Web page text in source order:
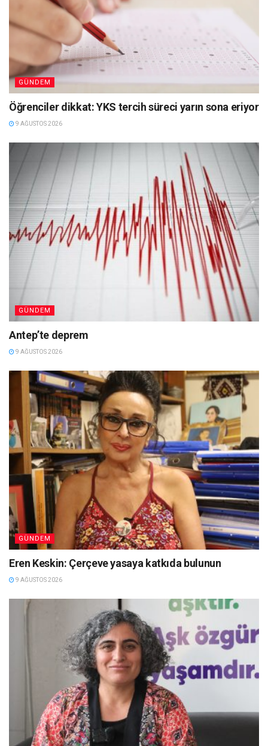
GÜNDEM
Öğrenciler dikkat: YKS tercih süreci yarın sona eriyor
9 AĞUSTOS 2026
GÜNDEM
Antep’te deprem
9 AĞUSTOS 2026
GÜNDEM
Eren Keskin: Çerçeve yasaya katkıda bulunun
9 AĞUSTOS 2026